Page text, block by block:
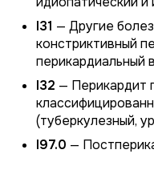
I31 — Другие
констриктивный
перикардиальный
I32 — Перикардит
(туберкулезный,
I97.0 —